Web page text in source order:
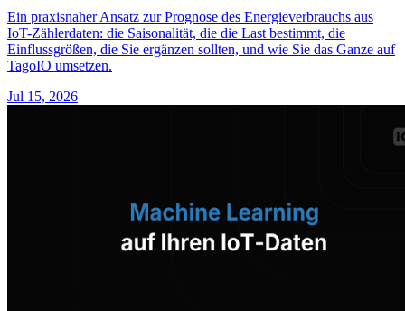
Ein praxisnaher Ansatz zur Prognose des Energieverbrauchs aus
IoT-Zählerdaten: die Saisonalität, die die Last bestimmt, die
Einflussgrößen, die Sie ergänzen sollten, und wie Sie das Ganze auf
TagoIO umsetzen.
Jul 15, 2026